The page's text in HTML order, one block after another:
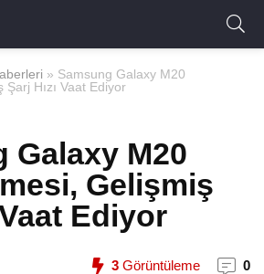
» Samsung Galaxy M20
Hızı Vaat Ediyor
Galaxy M20
Gelişmiş
Vaat Ediyor
3 Görüntüleme 0